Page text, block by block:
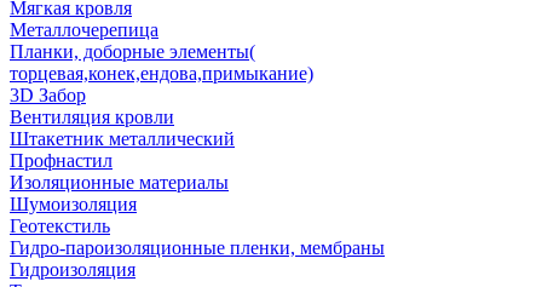
Мягкая кровля
Металлочерепица
Планки, доборные элементы(
торцевая,конек,ендова,примыкание)
3D Забор
Вентиляция кровли
Штакетник металлический
Профнастил
Изоляционные материалы
Шумоизоляция
Геотекстиль
Гидро-пароизоляционные пленки, мембраны
Гидроизоляция